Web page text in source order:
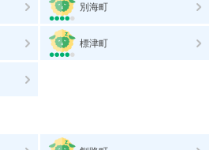
別海町
標津町